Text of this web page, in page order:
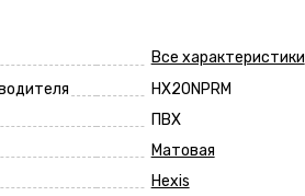
Все характеристики
HX20NPRM
ПВХ
Матовая
Hexis